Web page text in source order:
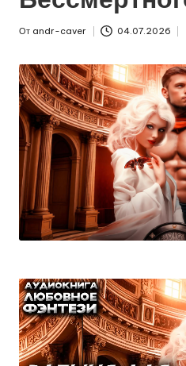
От andr-caver 04.07.2026